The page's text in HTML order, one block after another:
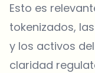
Esto es
tokenizados,
y los activos
claridad